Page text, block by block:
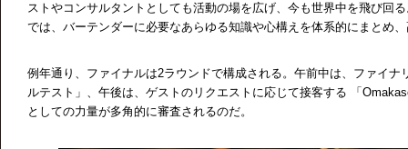
ストやコンサルタントとしても活動の場を広げ、今も世界中を飛び回
では、バーテンダーに必要なあらゆる知識や心構えを体系的にまとめ
例年通り、ファイナルは2ラウンドで構成される。午前中は、ファイナ
ルテスト」、午後は、ゲストのリクエストに応じて接客する 「
としての力量が多角的に審査されるのだ。